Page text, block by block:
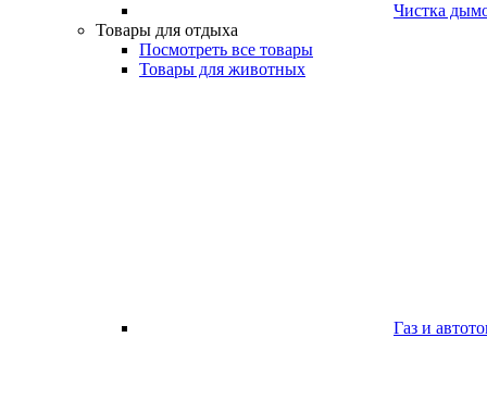
Чистка
Товары для отдыха
Посмотреть все товары
Товары для животных
Газ и